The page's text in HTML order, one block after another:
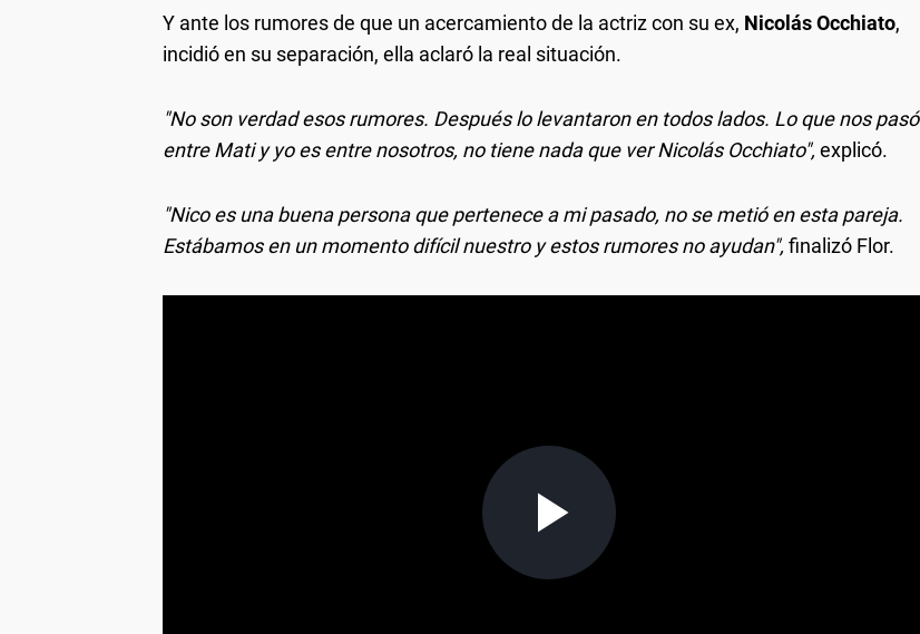
Y ante los rumores de que un acercamiento de la actriz con su ex, Nicolás Occhiato,
incidió en su separación, ella aclaró la real situación.
"No son verdad esos rumores. Después lo levantaron en todos lados. Lo que nos pasó
entre Mati y yo es entre nosotros, no tiene nada que ver Nicolás Occhiato", explicó.
"Nico es una buena persona que pertenece a mi pasado, no se metió en esta pareja.
Estábamos en un momento difícil nuestro y estos rumores no ayudan", finalizó Flor.